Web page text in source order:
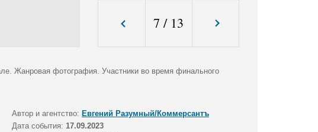
7 / 13
Жанровая фотография. Участники во время финального
Автор и агентство: Евгений Разумный/Коммерсантъ
Дата события: 17.09.2023